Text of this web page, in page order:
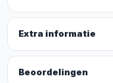
Extra informatie
Beoordelingen